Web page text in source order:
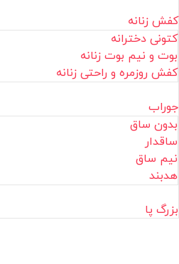
کفش زنانه
کتونی دخترانه
بوت و نیم بوت زنانه
کفش روزمره و راحتی زنانه
جوراب
بدون ساق
ساقدار
نیم ساق
هدبند
بزرگ پا